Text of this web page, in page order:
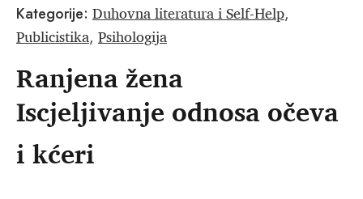
Kategorije: Duhovna literatura i Self-Help,
Publicistika, Psihologija
Ranjena žena
Iscjeljivanje odnosa očeva
i kćeri